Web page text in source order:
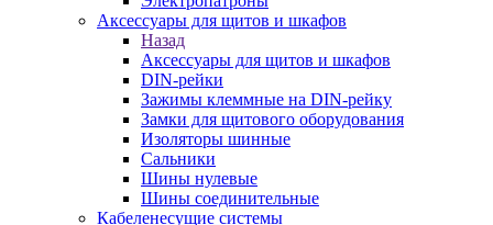
Аксессуары для щитов и шкафов
Назад
Аксессуары для щитов и шкафов
DIN-рейки
Зажимы клеммные на DIN-рейку
Замки для щитового оборудования
Изоляторы шинные
Сальники
Шины нулевые
Шины соединительные
Кабеленесущие системы